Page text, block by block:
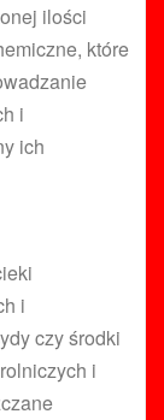
ilości
które
i
ich
i
czy środki
i